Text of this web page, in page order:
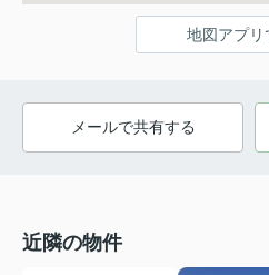
地図アプリ
メールで共有する
近隣の物件